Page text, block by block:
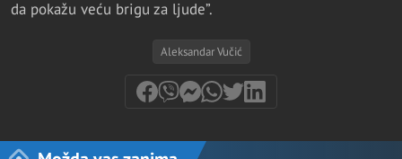
da pokažu veću brigu za ljude”.
Aleksandar Vučić